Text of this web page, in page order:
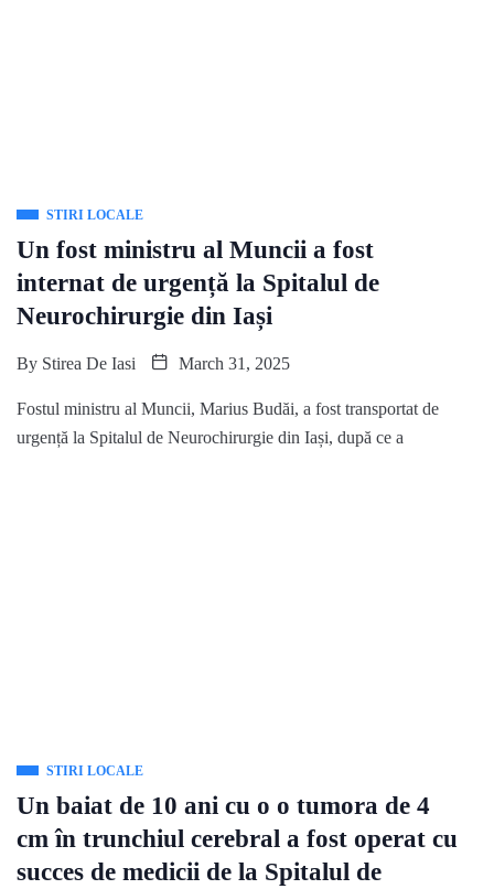
STIRI LOCALE
Un fost ministru al Muncii a fost
internat de urgență la Spitalul de
Neurochirurgie din Iași
By Stirea De Iasi March 31, 2025
Fostul ministru al Muncii, Marius Budăi, a fost transportat de
urgență la Spitalul de Neurochirurgie din Iași, după ce a
STIRI LOCALE
Un baiat de 10 ani cu o o tumora de 4
cm în trunchiul cerebral a fost operat cu
succes de medicii de la Spitalul de